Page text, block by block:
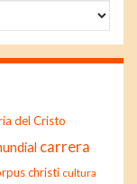
del Cristo
carrera
christi cultura